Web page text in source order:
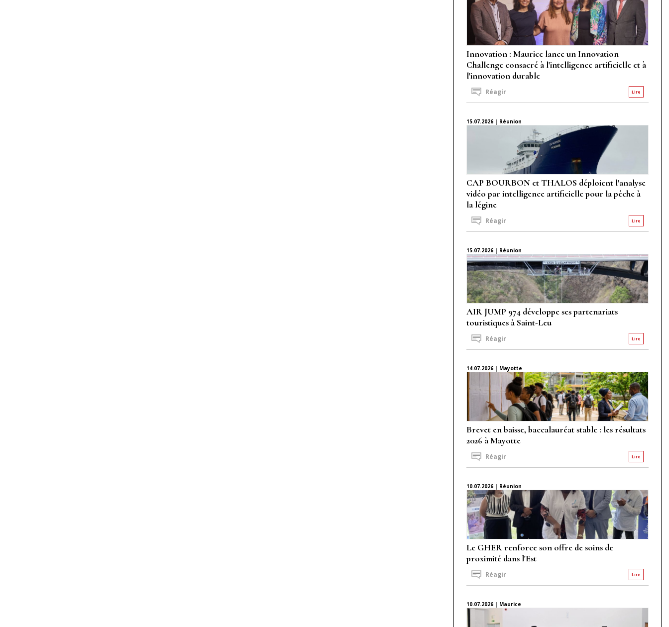
Innovation : Maurice lance un Innovation
Challenge consacré à l'intelligence artificielle et à
l'innovation durable
Lire
Réagir
15.07.2026 | Réunion
CAP BOURBON et THALOS déploient l'analyse
vidéo par intelligence artificielle pour la pêche à
la légine
Lire
Réagir
15.07.2026 | Réunion
AIR JUMP 974 développe ses partenariats
touristiques à Saint-Leu
Lire
Réagir
14.07.2026 | Mayotte
Brevet en baisse, baccalauréat stable : les résultats
2026 à Mayotte
Lire
Réagir
10.07.2026 | Réunion
Le GHER renforce son offre de soins de
proximité dans l'Est
Lire
Réagir
10.07.2026 | Maurice